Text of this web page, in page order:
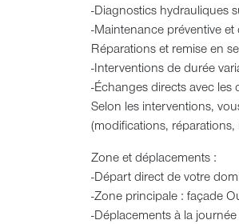
-Diagnostics hydrauliques
-Maintenance préventive et
Réparations et remise en
-Interventions de durée
-Échanges directs avec les
Selon les interventions,
(modifications,
Zone et déplacements :
-Départ direct de votre
-Zone principale : façade
-Déplacements à la